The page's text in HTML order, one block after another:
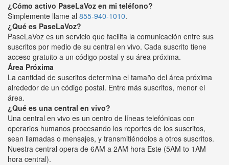
¿Cómo activo PaseLaVoz en mi teléfono?
Simplemente llame al 855-940-1010.
¿Qué es PaseLaVoz?
PaseLaVoz es un servicio que facilita la comunicación entre sus
suscritos por medio de su central en vivo. Cada suscrito tiene
acceso gratuito a un código postal y su área próxima.
Área Próxima
La cantidad de suscritos determina el tamaño del área próxima
alrededor de un código postal. Entre más suscritos, menor el
área.
¿Qué es una central en vivo?
Una central en vivo es un centro de líneas telefónicas con
operarios humanos procesando los reportes de los suscritos,
sean llamadas o mensajes, y transmitiéndolos a otros suscritos.
Nuestra central opera de 6AM a 2AM hora Este (5AM to 1AM
hora central).